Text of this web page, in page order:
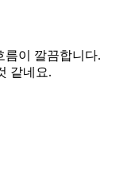
름이 깔끔합니다.
같네요.